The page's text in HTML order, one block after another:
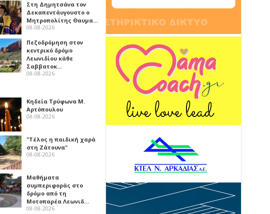
Στη Δημητσάνα τον
Δεκαπεντάυγουστο ο
Μητροπολίτης Θαυμα…
08-08-2026
Πεζοδρόμηση στον
κεντρικό δρόμο
Λεωνιδίου κάθε
Σαββατοκ…
08-08-2026
Κηδεία Τρύφωνα Μ.
Αρτόπουλου
08-08-2026
"Τέλος η παιδική χαρά
στη Ζάτουνα"
08-08-2026
Μαθήματα
συμπεριφοράς στο
δρόμο από τη
Μοτοπαρέα Λεωνιδ…
08-08-2026